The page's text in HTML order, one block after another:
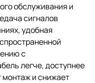
обслуживания и
сигналов
удобная
с
легче, доступнее
монтаж и снижает